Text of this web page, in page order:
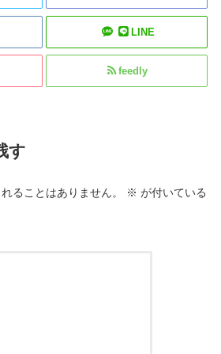
LINE
feedly
す
ることはありません。 ※ が付いている